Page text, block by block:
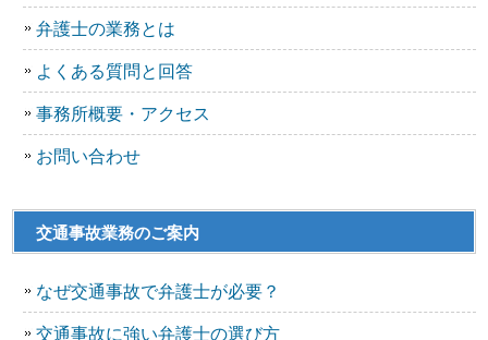
弁護士の業務とは
よくある質問と回答
事務所概要・アクセス
お問い合わせ
交通事故業務のご案内
なぜ交通事故で弁護士が必要？
交通事故に強い弁護士の選び方